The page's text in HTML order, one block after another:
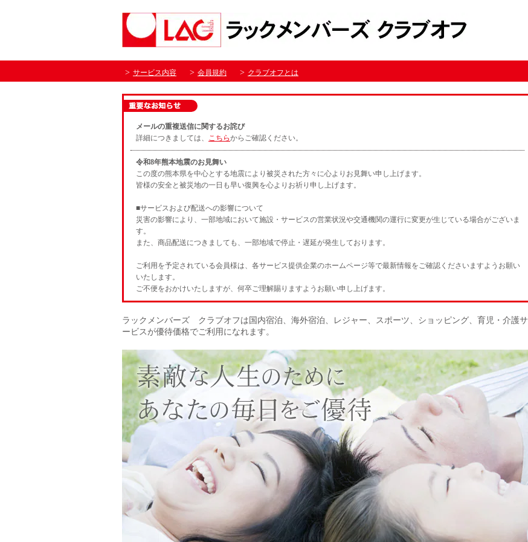
サービス内容 会員規約 クラブオフとは
メールの重複送信に関するお詫び
詳細につきましては、 こちらからご確認ください。
令和8年熊本地震のお見舞い
この度の熊本県を中心とする地震により被災された方々に心よりお見舞い申し上げます。
皆様の安全と被災地の一日も早い復興を心よりお祈り申し上げます。
■サービスおよび配送への影響について
災害の影響により、一部地域において施設・サービスの営業状況や交通機関の運行に変更が生じている場合がございま
す。
また、商品配送につきましても、一部地域で停止・遅延が発生しております。
ご利用を予定されている会員様は、各サービス提供企業のホームページ等で最新情報をご確認くださいますようお願い
いたします。
ご不便をおかけいたしますが、何卒ご理解賜りますようお願い申し上げます。
ラックメンバーズ クラブオフは国内宿泊、海外宿泊、レジャー、スポーツ、ショッピング、育児・介護サ
ービスが優待価格でご利用になれます。